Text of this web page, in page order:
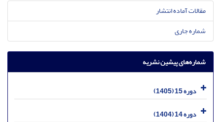
مقالات آماده انتشار
شماره جاری
شماره‌های پیشین نشریه
دوره 15 (1405)
دوره 14 (1404)